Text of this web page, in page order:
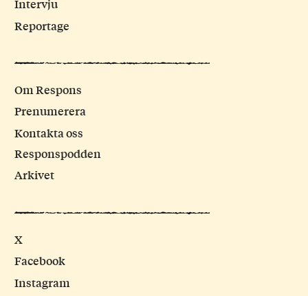
Intervju
Reportage
Om Respons
Prenumerera
Kontakta oss
Responspodden
Arkivet
X
Facebook
Instagram